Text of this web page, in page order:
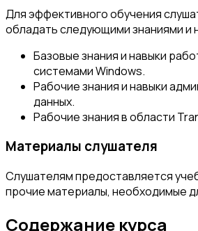
Для эффективного обучения
обладать следующими знаниями и
Базовые знания и навыки
системами Windows.
Рабочие знания и навыки
данных.
Рабочие знания в области
Материалы слушателя
Слушателям предоставляется
прочие материалы, необходимые
Содержание курса